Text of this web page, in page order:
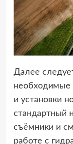
Далее
необходимые
и установки
стандартный
съёмники и
работе с